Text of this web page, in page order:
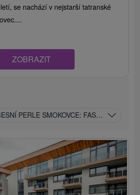
se nachází v nejstarší tatranské
ZOBRAZIT
PERLE SMOKOVCE: FAST PASS NA